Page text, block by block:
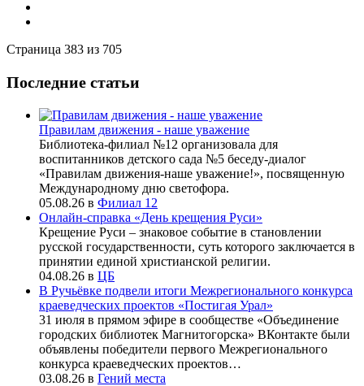
Страница 383 из 705
Последние статьи
Правилам движения - наше уважение
Библиотека-филиал №12 организовала для
воспитанников детского сада №5 беседу-диалог
«Правилам движения-наше уважение!», посвященную
Международному дню светофора.
05.08.26 в Филиал 12
Онлайн-справка «День крещения Руси»
Крещение Руси – знаковое событие в становлении
русской государственности, суть которого заключается в
принятии единой христианской религии.
04.08.26 в ЦБ
В Ручьёвке подвели итоги Межрегионального конкурса
краеведческих проектов «Постигая Урал»
31 июля в прямом эфире в сообществе «Объединение
городских библиотек Магнитогорска» ВКонтакте были
объявлены победители первого Межрегионального
конкурса краеведческих проектов…
03.08.26 в Гений места